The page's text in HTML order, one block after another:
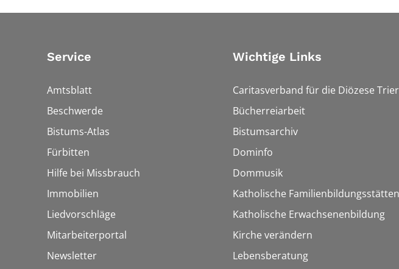
Service
Amtsblatt
Beschwerde
Bistums-Atlas
Fürbitten
Hilfe bei Missbrauch
Immobilien
Liedvorschläge
Mitarbeiterportal
Newsletter
Wichtige Links
Caritasverband für die Diözese Trier
Bücherreiarbeit
Bistumsarchiv
Dominfo
Dommusik
Katholische Familienbildungsstätten
Katholische Erwachsenenbildung
Kirche verändern
Lebensberatung